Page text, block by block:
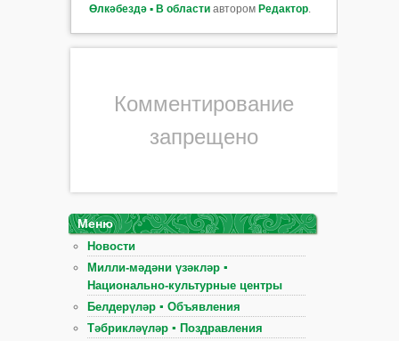
Өлкәбездә ▪ В областиавтором Редактор.
Комментирование
запрещено
Меню
Новости
Милли-мәдәни үзәкләр ▪
Национально-культурные центры
Белдерүләр ▪ Объявления
Тәбрикләүләр ▪ Поздравления